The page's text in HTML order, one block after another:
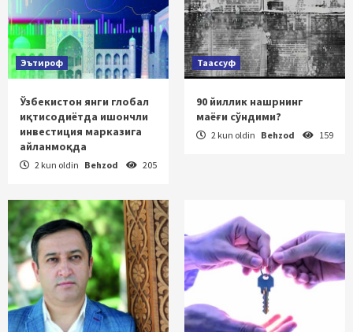
Эътироф
Ўзбекистон янги глобал
иқтисодиётда ишончли
инвестиция марказига
айланмоқда
2 kun oldin Behzod 205
Таассуф
90 йиллик нашрнинг
маёғи сўндими?
2 kun oldin Behzod 159